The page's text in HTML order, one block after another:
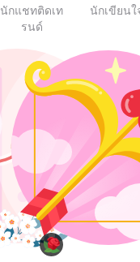
นักแชทติดเท
รนด์
นักเขียนใ